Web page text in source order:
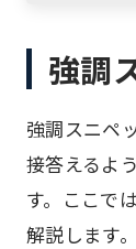
強調
強調スニペ
接答えるよ
す。ここで
解説します。